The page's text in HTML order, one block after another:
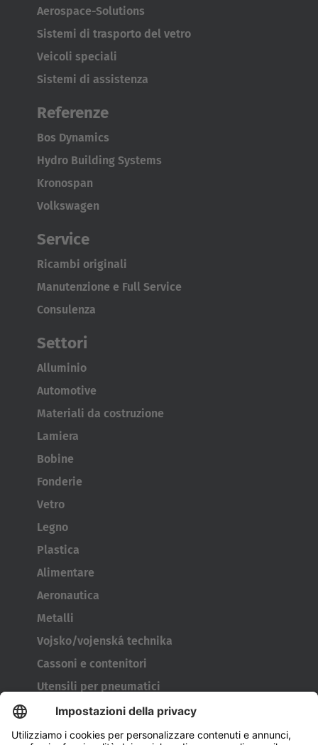
AMERICA
Brasil
Português
United States
ASIA/PACIFIC
Australia
English
Japanese
Türkiye
Türkçe
Aerospace-Solutions
Sistemi di trasporto del vetro
Veicoli speciali
Sistemi di assistenza
Referenze
Bos Dynamics
Hydro Building Systems
Kronospan
Volkswagen
Service
Ricambi originali
Manutenzione e Full Service
Consulenza
Settori
Alluminio
Automotive
Materiali da costruzione
Lamiera
Bobine
Fonderie
Vetro
Legno
Plastica
Alimentare
Aeronautica
Metalli
Vojsko/vojenská technika
Cassoni e contenitori
Utensili per pneumatici
Tamburi avvolgicavo
Porte e finestre